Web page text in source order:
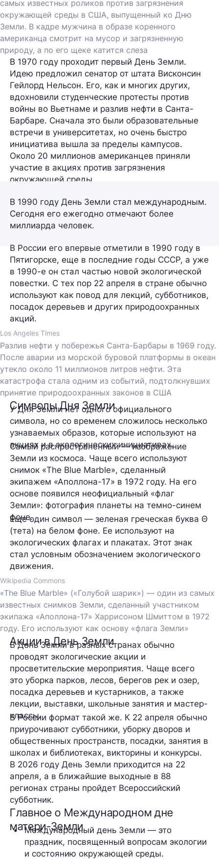
самых известных роликов против загрязнения
окружающей среды в США, выпущенный ко Дню
Земли. В кадре мужчина в образе коренного
американца смотрит на мусор и загрязненную
природу, а по его щеке катится слеза
В 1970 году проходит первый День Земли.
Идею предложил сенатор от штата Висконсин
Гейлорд Нельсон. Его, как и многих других,
вдохновили студенческие протесты против
войны во Вьетнаме и разлив нефти в Санта-
Барбаре. Сначала это были образовательные
встречи в университетах, но очень быстро
инициатива вышла за пределы кампусов.
Около 20 миллионов американцев приняли
участие в акциях против загрязнения
окружающей среды.
В 1990 году День Земли стал международным.
Сегодня его ежегодно отмечают более
миллиарда человек.
В России его впервые отметили в 1990 году в
Пятигорске, еще в последние годы СССР, а уже
в 1990-е он стал частью новой экологической
повестки. С тех пор 22 апреля в стране обычно
используют как повод для лекций, субботников,
посадок деревьев и других природоохранных
акций.
Los Angeles Times
Разлив нефти у побережья Санта-Барбары в 1969 году.
После аварии из морской буровой платформы в океан
утекло около 11 миллионов литров нефти. Эта
катастрофа стала одним из событий, подтолкнувших
принятие природоохранных законов в США
Символы Дня Земли
У Дня Земли нет одного официального
символа, но со временем сложилось несколько
узнаваемых образов, которые используют на
акциях и в экологических инициативах.
Самый распространенный — изображение
Земли из космоса. Чаще всего используют
снимок «The Blue Marble», сделанный
экипажем «Аполлона-17» в 1972 году. На его
основе появился неофициальный «флаг
Земли»: фотография планеты на темно-синем
фоне.
Еще один символ — зеленая греческая буква Θ
(тета) на белом фоне. Ее используют на
экологических флагах и плакатах. Этот знак
стал условным обозначением экологического
движения.
Wikipedia Commons
«The Blue Marble» («Голубой шарик») — один из самых
известных снимков Земли, сделанный участником
экипажа «Аполлона-17» Харрисоном Шмиттом в 1972
году. Его используют как основу «флага Земли»
Акции в День Земли
В День Земли в разных странах обычно
проводят экологические акции и
просветительские мероприятия. Чаще всего
это уборка парков, лесов, берегов рек и озер,
посадка деревьев и кустарников, а также
лекции, выставки, школьные занятия и мастер-
классы.
В России формат такой же. К 22 апреля обычно
приурочивают субботники, уборку дворов и
общественных пространств, посадки, занятия в
школах и библиотеках, викторины и конкурсы.
В 2026 году День Земли приходится на 22
апреля, а в ближайшие выходные в 88
регионах страны пройдет Всероссийский
субботник.
Главное о Международном дне
матери-Земли
Международный день Земли — это
праздник, посвященный вопросам экологии
и состоянию окружающей среды.